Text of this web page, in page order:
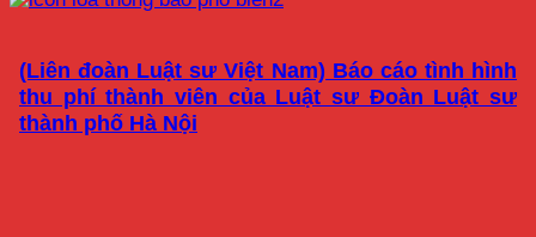
(Liên đoàn Luật sư Việt Nam) Báo cáo tình hình
thu phí thành viên của Luật sư Đoàn Luật sư
thành phố Hà Nội